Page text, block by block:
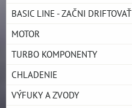
BASIC LINE - ZAČNI DRIFTOVAŤ
MOTOR
TURBO KOMPONENTY
CHLADENIE
VÝFUKY A ZVODY